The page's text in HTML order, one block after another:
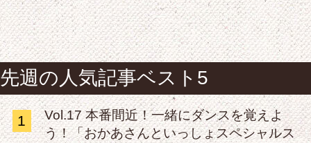
先週の人気記事ベスト5
1
Vol.17 本番間近！一緒にダンスを覚えよ
う！「おかあさんといっしょスペシャルス